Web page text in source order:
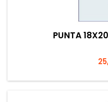
PUNTA